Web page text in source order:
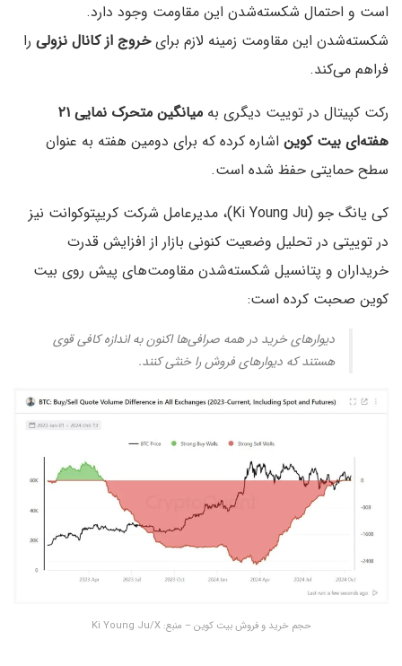
است و احتمال شکسته‌شدن این مقاومت وجود دارد.
شکسته‌شدن این مقاومت زمینه لازم برایخروج از کانال نزولی را
فراهم می‌کند.
رکت کپیتال در توییت دیگری به
میانگین متحرک نمایی ۲۱
هفته‌ای بیت کوین اشاره کرده که برای دومین هفته به عنوان
سطح حمایتی حفظ شده است.
کی یانگ جو (Ki Young Ju)، مدیرعامل شرکت کریپتوکوانت نیز
در توییتی در تحلیل وضعیت کنونی بازار از افزایش قدرت
خریداران و پتانسیل شکسته‌شدن مقاومت‌های پیش روی بیت
کوین صحبت کرده است:
دیوارهای خرید در همه صرافی‌ها اکنون به اندازه کافی قوی
هستند که دیوارهای فروش را خنثی کنند.
حجم خرید و فروش بیت کوین – منبع: Ki Young Ju/X